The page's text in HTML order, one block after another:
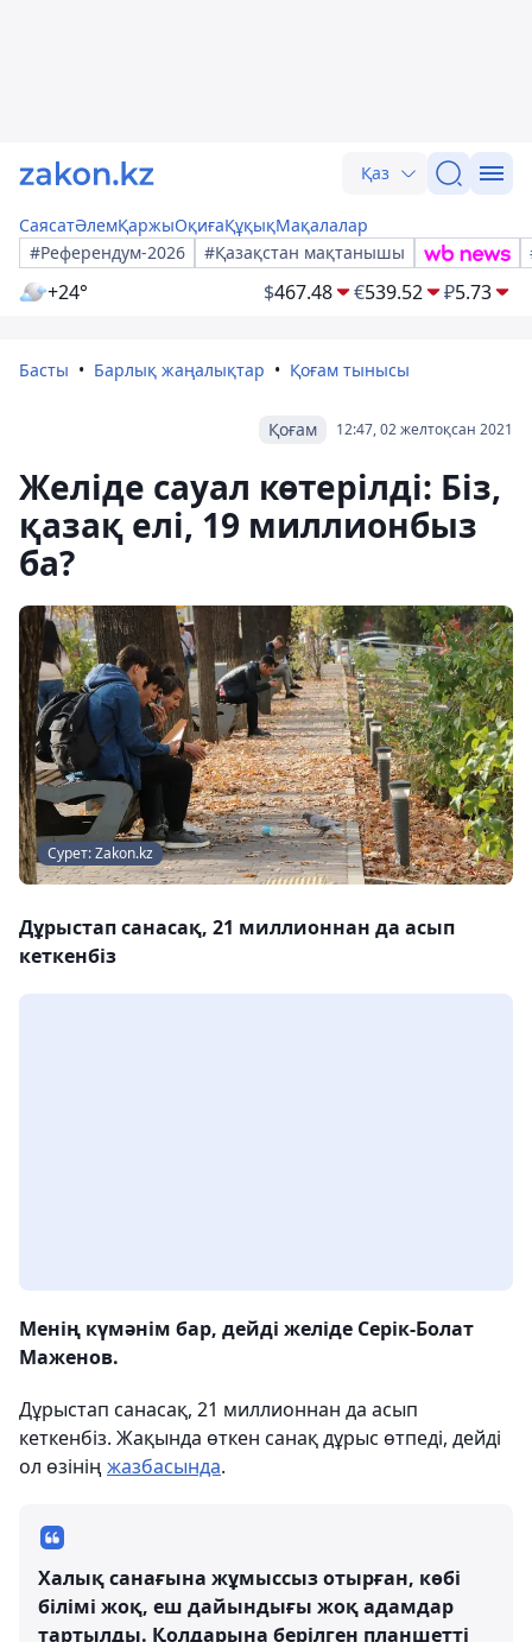
Қаз
СаясатӘлемҚаржыОқиғаҚұқықМақалалар
#Референдум-2026
#Қазақстан мақтанышы
+24° $467.48 €539.52 ₽5.73
Басты Барлық жаңалықтар Қоғам тынысы
12:47, 02 желтоқсан 2021
Қоғам
Желіде сауал көтерілді: Біз,
қазақ елі, 19 миллионбыз
ба?
Сурет: Zakon.kz
Дұрыстап санасақ, 21 миллионнан да асып
кеткенбіз
Менің күмәнім бар, дейді желіде Серік-Болат
Маженов.
Дұрыстап санасақ, 21 миллионнан да асып
кеткенбіз. Жақында өткен санақ дұрыс өтпеді, дейді
ол өзінің жазбасында.
Халық санағына жұмыссыз отырған, көбі
білімі жоқ, еш дайындығы жоқ адамдар
тартылды. Қолдарына берілген планшетті